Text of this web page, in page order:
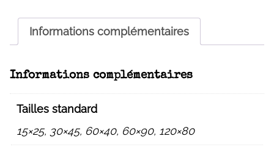
Informations complémentaires
Informations complémentaires
Tailles standard
15×25, 30×45, 60×40, 60×90, 120×80